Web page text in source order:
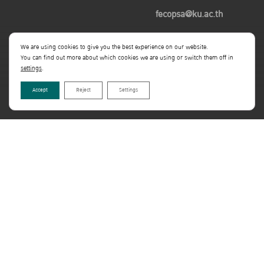
fecopsa@ku.ac.th
fecojpc@ku.ac.th
We are using cookies to give you the best experience on our website.
You can find out more about which cookies we are using or switch them off in
settings.
Accept Reject Settings